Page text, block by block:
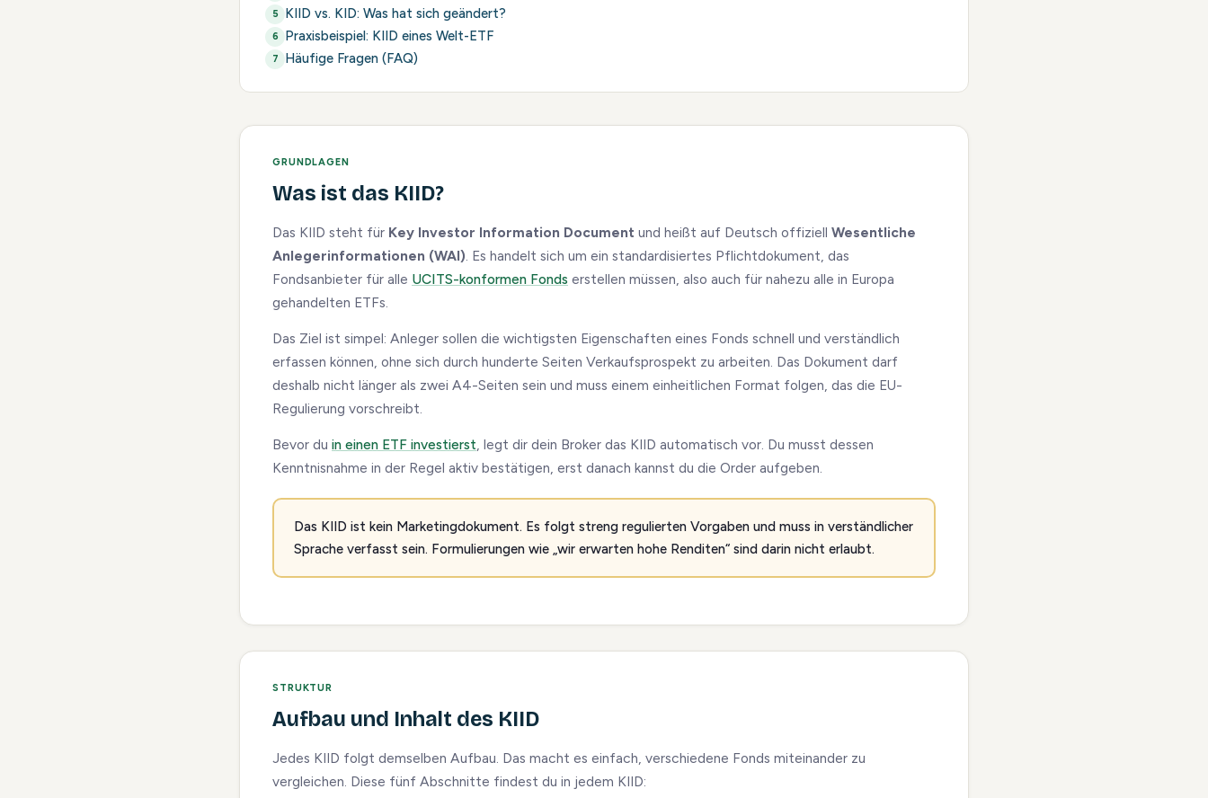
KIID vs. KID: Was hat sich geändert?
Praxisbeispiel: KIID eines Welt-ETF
Häufige Fragen (FAQ)
GRUNDLAGEN
Was ist das KIID?
Das KIID steht für Key Investor Information Document und heißt auf Deutsch offiziell Wesentliche
Anlegerinformationen (WAI). Es handelt sich um ein standardisiertes Pflichtdokument, das
Fondsanbieter für alle UCITS-konformen Fonds erstellen müssen, also auch für nahezu alle in Europa
gehandelten ETFs.
Das Ziel ist simpel: Anleger sollen die wichtigsten Eigenschaften eines Fonds schnell und verständlich
erfassen können, ohne sich durch hunderte Seiten Verkaufsprospekt zu arbeiten. Das Dokument darf
deshalb nicht länger als zwei A4-Seiten sein und muss einem einheitlichen Format folgen, das die EU-
Regulierung vorschreibt.
Bevor du in einen ETF investierst, legt dir dein Broker das KIID automatisch vor. Du musst dessen
Kenntnisnahme in der Regel aktiv bestätigen, erst danach kannst du die Order aufgeben.
Das KIID ist kein Marketingdokument. Es folgt streng regulierten Vorgaben und muss in verständlicher
Sprache verfasst sein. Formulierungen wie „wir erwarten hohe Renditen“ sind darin nicht erlaubt.
STRUKTUR
Aufbau und Inhalt des KIID
Jedes KIID folgt demselben Aufbau. Das macht es einfach, verschiedene Fonds miteinander zu
vergleichen. Diese fünf Abschnitte findest du in jedem KIID: